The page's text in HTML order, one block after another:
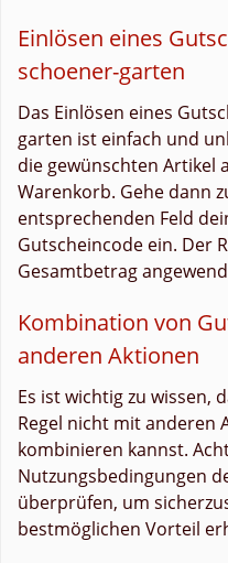
Einlösen eines
schoener-garten
Das Einlösen eines
garten ist einfach und
die gewünschten Artikel
Warenkorb. Gehe dann
entsprechenden Feld
Gutscheincode ein. Der
Gesamtbetrag
Kombination von
anderen Aktionen
Es ist wichtig zu wissen,
Regel nicht mit anderen
kombinieren kannst.
Nutzungsbedingungen
überprüfen, um
bestmöglichen Vorteil